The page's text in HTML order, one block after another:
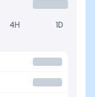
4H 1D